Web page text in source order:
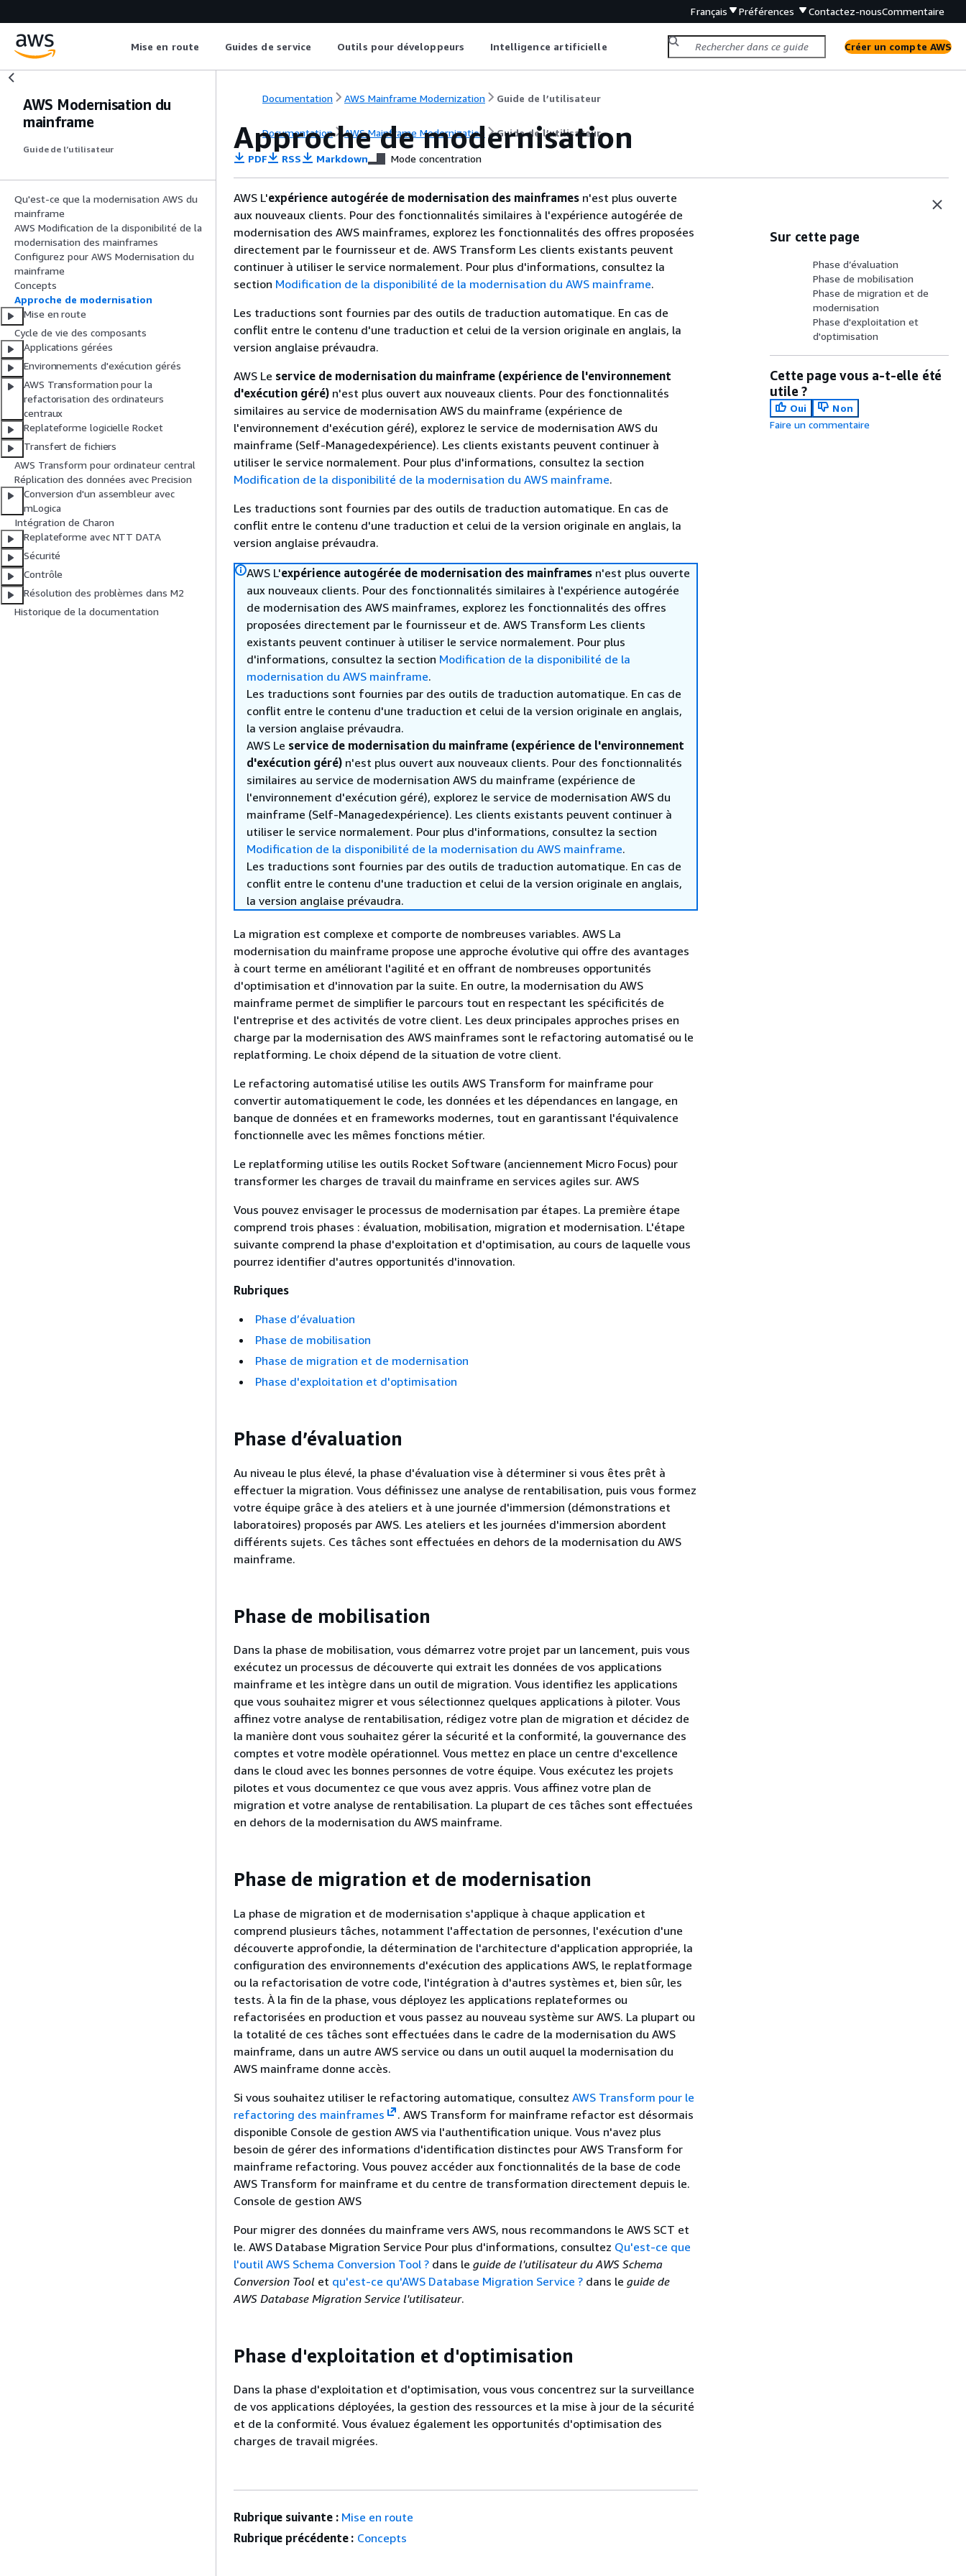
Français Préférences Contactez-nousCommentaire
Mise en route Guides de service Outils pour développeurs Intelligence artificielle Créer un compte AWS
AWS Modernisation du
mainframe
Guide de l’utilisateur
Qu'est-ce que la modernisation AWS du
mainframe
AWS Modification de la disponibilité de la
modernisation des mainframes
Configurez pour AWS Modernisation du
mainframe
Concepts
Approche de modernisation
Mise en route
Cycle de vie des composants
Applications gérées
Environnements d'exécution gérés
AWS Transformation pour la
refactorisation des ordinateurs
centraux
Replateforme logicielle Rocket
Transfert de fichiers
AWS Transform pour ordinateur central
Réplication des données avec Precision
Conversion d'un assembleur avec
mLogica
Intégration de Charon
Replateforme avec NTT DATA
Sécurité
Contrôle
Résolution des problèmes dans M2
Historique de la documentation
Documentation AWS Mainframe Modernization Guide de l’utilisateur
Documentation AWS Mainframe Modernization Guide de l’utilisateur
Approche de modernisation
PDF RSS Markdown Mode concentration
AWS L'expérience autogérée de modernisation des mainframes n'est plus ouverte
aux nouveaux clients. Pour des fonctionnalités similaires à l'expérience autogérée de
modernisation des AWS mainframes, explorez les fonctionnalités des offres proposées
directement par le fournisseur et de. AWS Transform Les clients existants peuvent
continuer à utiliser le service normalement. Pour plus d'informations, consultez la
section Modification de la disponibilité de la modernisation du AWS mainframe.
Les traductions sont fournies par des outils de traduction automatique. En cas de
conflit entre le contenu d'une traduction et celui de la version originale en anglais, la
version anglaise prévaudra.
AWS Le service de modernisation du mainframe (expérience de l'environnement
d'exécution géré) n'est plus ouvert aux nouveaux clients. Pour des fonctionnalités
similaires au service de modernisation AWS du mainframe (expérience de
l'environnement d'exécution géré), explorez le service de modernisation AWS du
mainframe (Self-Managedexpérience). Les clients existants peuvent continuer à
utiliser le service normalement. Pour plus d'informations, consultez la section
Modification de la disponibilité de la modernisation du AWS mainframe.
Les traductions sont fournies par des outils de traduction automatique. En cas de
conflit entre le contenu d'une traduction et celui de la version originale en anglais, la
version anglaise prévaudra.
AWS L'expérience autogérée de modernisation des mainframes n'est plus ouverte
aux nouveaux clients. Pour des fonctionnalités similaires à l'expérience autogérée
de modernisation des AWS mainframes, explorez les fonctionnalités des offres
proposées directement par le fournisseur et de. AWS Transform Les clients
existants peuvent continuer à utiliser le service normalement. Pour plus
d'informations, consultez la section Modification de la disponibilité de la
modernisation du AWS mainframe.
Les traductions sont fournies par des outils de traduction automatique. En cas de
conflit entre le contenu d'une traduction et celui de la version originale en anglais,
la version anglaise prévaudra.
AWS Le service de modernisation du mainframe (expérience de l'environnement
d'exécution géré) n'est plus ouvert aux nouveaux clients. Pour des fonctionnalités
similaires au service de modernisation AWS du mainframe (expérience de
l'environnement d'exécution géré), explorez le service de modernisation AWS du
mainframe (Self-Managedexpérience). Les clients existants peuvent continuer à
utiliser le service normalement. Pour plus d'informations, consultez la section
Modification de la disponibilité de la modernisation du AWS mainframe.
Les traductions sont fournies par des outils de traduction automatique. En cas de
conflit entre le contenu d'une traduction et celui de la version originale en anglais,
la version anglaise prévaudra.
La migration est complexe et comporte de nombreuses variables. AWS La
modernisation du mainframe propose une approche évolutive qui offre des avantages
à court terme en améliorant l'agilité et en offrant de nombreuses opportunités
d'optimisation et d'innovation par la suite. En outre, la modernisation du AWS
mainframe permet de simplifier le parcours tout en respectant les spécificités de
l'entreprise et des activités de votre client. Les deux principales approches prises en
charge par la modernisation des AWS mainframes sont le refactoring automatisé ou le
replatforming. Le choix dépend de la situation de votre client.
Le refactoring automatisé utilise les outils AWS Transform for mainframe pour
convertir automatiquement le code, les données et les dépendances en langage, en
banque de données et en frameworks modernes, tout en garantissant l'équivalence
fonctionnelle avec les mêmes fonctions métier.
Le replatforming utilise les outils Rocket Software (anciennement Micro Focus) pour
transformer les charges de travail du mainframe en services agiles sur. AWS
Vous pouvez envisager le processus de modernisation par étapes. La première étape
comprend trois phases : évaluation, mobilisation, migration et modernisation. L'étape
suivante comprend la phase d'exploitation et d'optimisation, au cours de laquelle vous
pourrez identifier d'autres opportunités d'innovation.
Rubriques
Phase d’évaluation
Phase de mobilisation
Phase de migration et de modernisation
Phase d'exploitation et d'optimisation
Phase d’évaluation
Au niveau le plus élevé, la phase d'évaluation vise à déterminer si vous êtes prêt à
effectuer la migration. Vous définissez une analyse de rentabilisation, puis vous formez
votre équipe grâce à des ateliers et à une journée d'immersion (démonstrations et
laboratoires) proposés par AWS. Les ateliers et les journées d'immersion abordent
différents sujets. Ces tâches sont effectuées en dehors de la modernisation du AWS
mainframe.
Phase de mobilisation
Dans la phase de mobilisation, vous démarrez votre projet par un lancement, puis vous
exécutez un processus de découverte qui extrait les données de vos applications
mainframe et les intègre dans un outil de migration. Vous identifiez les applications
que vous souhaitez migrer et vous sélectionnez quelques applications à piloter. Vous
affinez votre analyse de rentabilisation, rédigez votre plan de migration et décidez de
la manière dont vous souhaitez gérer la sécurité et la conformité, la gouvernance des
comptes et votre modèle opérationnel. Vous mettez en place un centre d'excellence
dans le cloud avec les bonnes personnes de votre équipe. Vous exécutez les projets
pilotes et vous documentez ce que vous avez appris. Vous affinez votre plan de
migration et votre analyse de rentabilisation. La plupart de ces tâches sont effectuées
en dehors de la modernisation du AWS mainframe.
Phase de migration et de modernisation
La phase de migration et de modernisation s'applique à chaque application et
comprend plusieurs tâches, notamment l'affectation de personnes, l'exécution d'une
découverte approfondie, la détermination de l'architecture d'application appropriée, la
configuration des environnements d'exécution des applications AWS, le replatformage
ou la refactorisation de votre code, l'intégration à d'autres systèmes et, bien sûr, les
tests. À la fin de la phase, vous déployez les applications replateformes ou
refactorisées en production et vous passez au nouveau système sur AWS. La plupart ou
la totalité de ces tâches sont effectuées dans le cadre de la modernisation du AWS
mainframe, dans un autre AWS service ou dans un outil auquel la modernisation du
AWS mainframe donne accès.
Si vous souhaitez utiliser le refactoring automatique, consultez AWS Transform pour le
refactoring des mainframes
. AWS Transform for mainframe refactor est désormais
disponible Console de gestion AWS via l'authentification unique. Vous n'avez plus
besoin de gérer des informations d'identification distinctes pour AWS Transform for
mainframe refactoring. Vous pouvez accéder aux fonctionnalités de la base de code
AWS Transform for mainframe et du centre de transformation directement depuis le.
Console de gestion AWS
Pour migrer des données du mainframe vers AWS, nous recommandons le AWS SCT et
le. AWS Database Migration Service Pour plus d'informations, consultez Qu'est-ce que
l'outil AWS Schema Conversion Tool ? dans le guide de l'utilisateur du AWS Schema
Conversion Tool et qu'est-ce qu'AWS Database Migration Service ? dans le guide de
AWS Database Migration Service l'utilisateur.
Phase d'exploitation et d'optimisation
Dans la phase d'exploitation et d'optimisation, vous vous concentrez sur la surveillance
de vos applications déployées, la gestion des ressources et la mise à jour de la sécurité
et de la conformité. Vous évaluez également les opportunités d'optimisation des
charges de travail migrées.
Sur cette page
Phase d’évaluation
Phase de mobilisation
Phase de migration et de
modernisation
Phase d'exploitation et
d'optimisation
Cette page vous a-t-elle été
utile ?
Oui
Non
Faire un commentaire
Rubrique suivante : Mise en route
Rubrique précédente : Concepts